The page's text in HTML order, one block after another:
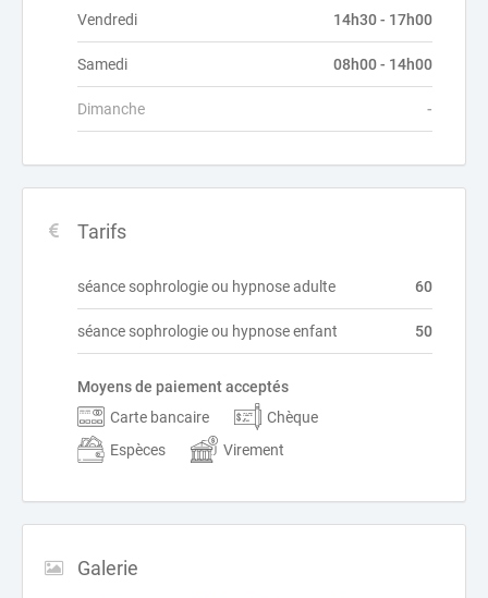
Vendredi 14h30 - 17h00
Samedi 08h00 - 14h00
Dimanche -
Tarifs
séance sophrologie ou hypnose adulte 60
séance sophrologie ou hypnose enfant 50
Moyens de paiement acceptés
Carte bancaire
Chèque
Espèces
Virement
Galerie